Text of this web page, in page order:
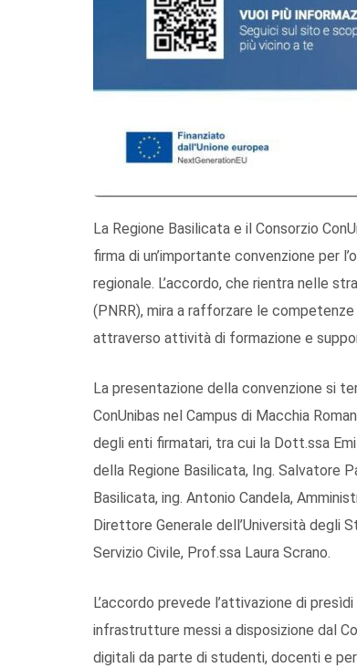
La Regione Basilicata e il Consorzio
firma di un’importante convenzione per
regionale. L’accordo, che rientra nelle
(PNRR), mira a rafforzare le
attraverso attività di formazione e
La presentazione della convenzione si
ConUnibas nel Campus di Macchia
degli enti firmatari, tra cui la Dott.ssa
della Regione Basilicata, Ing. Salvatore
Basilicata, ing. Antonio Candela,
Direttore Generale dell’Università degli
Servizio Civile, Prof.ssa Laura Scrano.
L’accordo prevede l’attivazione di
infrastrutture messi a disposizione dal
digitali da parte di studenti, docenti e